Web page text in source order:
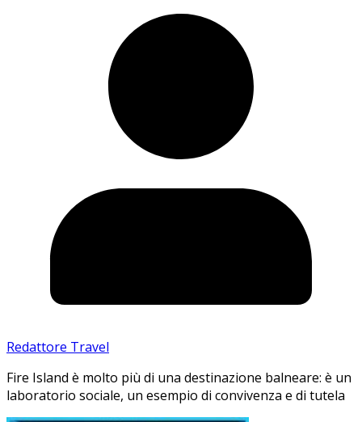
Redattore Travel
Fire Island è molto più di una destinazione balneare: è un
laboratorio sociale, un esempio di convivenza e di tutela